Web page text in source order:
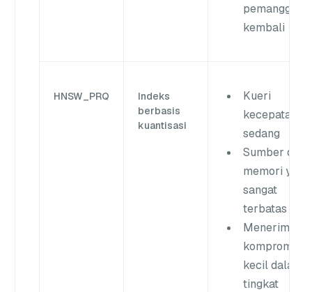
pemanggilan
kembali
HNSW_PRQ
Indeks
berbasis
kuantisasi
Kueri
kecepatan
sedang
Sumber daya
memori yang
sangat
terbatas
Menerima
kompromi
kecil dalam
tingkat